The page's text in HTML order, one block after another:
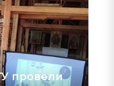
провели